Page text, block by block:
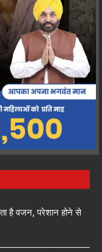
है वजन, परेशान होने से